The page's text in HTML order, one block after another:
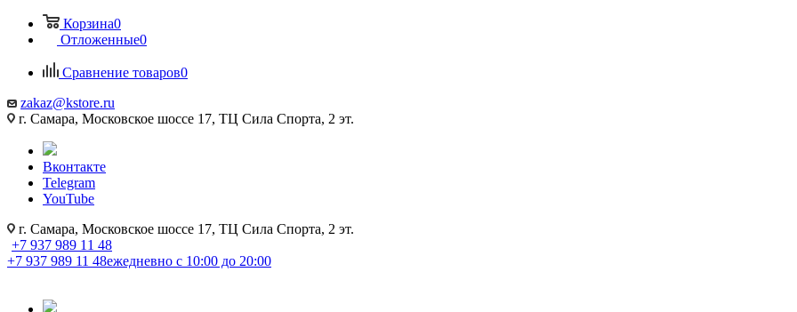
Корзина0
Отложенные0
Сравнение товаров0
zakaz@kstore.ru
г. Самара, Московское шоссе 17, ТЦ Сила Спорта, 2 эт.
Вконтакте
Telegram
YouTube
г. Самара, Московское шоссе 17, ТЦ Сила Спорта, 2 эт.
+7 937 989 11 48
+7 937 989 11 48ежедневно с 10:00 до 20:00